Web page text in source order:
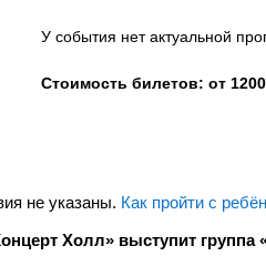
У события нет актуальной
Стоимость билетов: от
не указаны. Как пройти с
Холл» выступит группа